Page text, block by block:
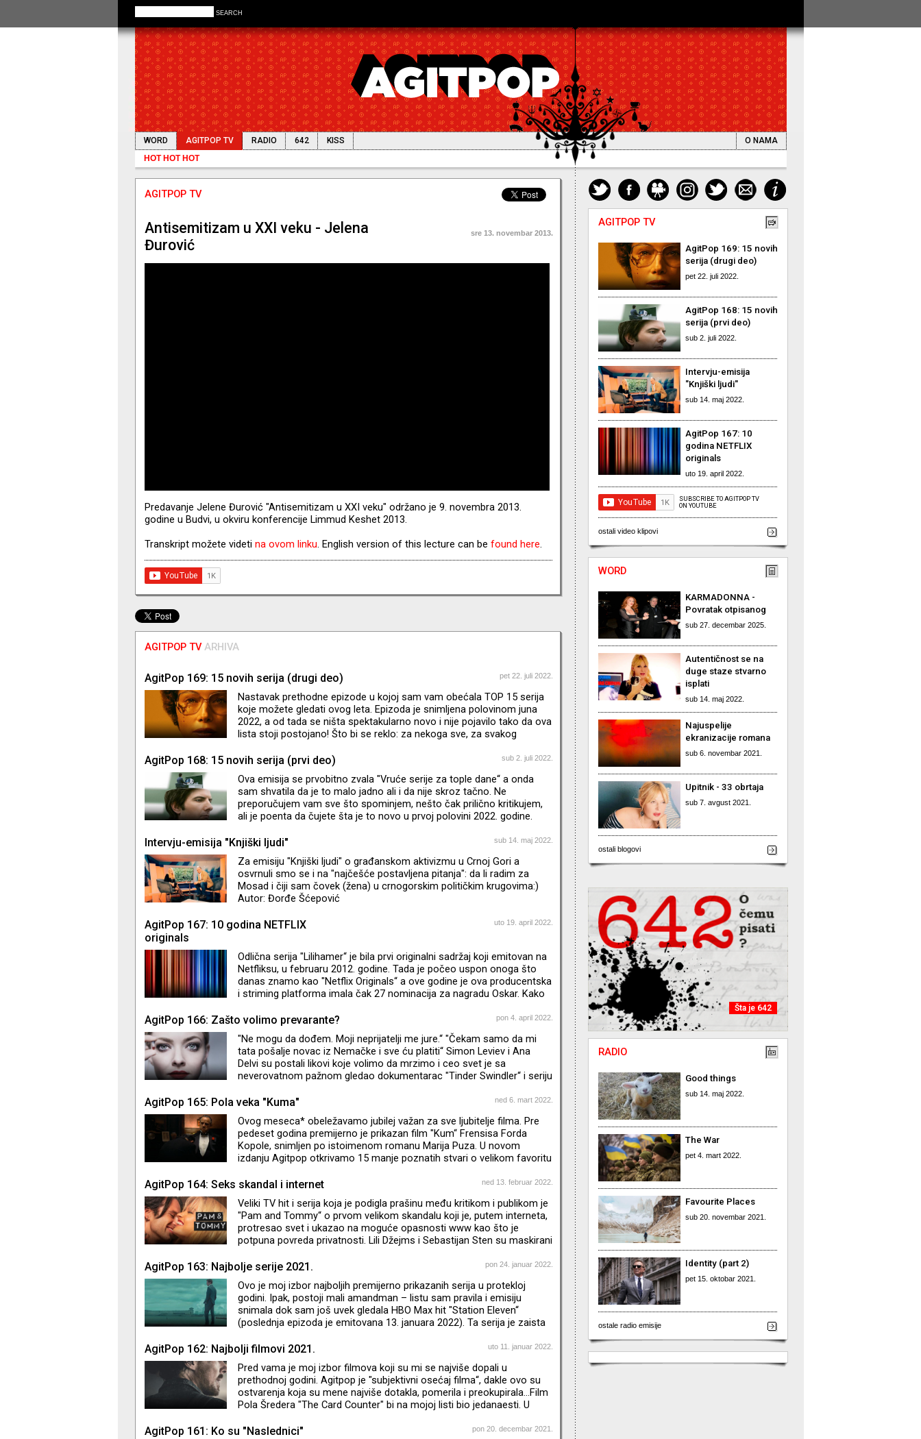
SEARCH
WORD AGITPOP TV RADIO 642 KISS
O NAMA
HOT HOT HOT
AGITPOP TV
Antisemitizam u XXI veku - Jelena
Đurović
sre 13. novembar 2013.
Predavanje Jelene Đurović "Antisemitizam u XXI veku" održano je 9. novembra 2013.
godine u Budvi, u okviru konferencije Limmud Keshet 2013.
Transkript možete videti na ovom linku. English version of this lecture can be found here.
AGITPOP TVARHIVA
AgitPop 169: 15 novih serija (drugi deo) pet 22. juli 2022.
Nastavak prethodne epizode u kojoj sam vam obećala TOP 15 serija
koje možete gledati ovog leta. Epizoda je snimljena polovinom juna
2022, a od tada se ništa spektakularno novo i nije pojavilo tako da ova
lista stoji postojano! Što bi se reklo: za nekoga sve, za svakog
AgitPop 168: 15 novih serija (prvi deo) sub 2. juli 2022.
Ova emisija se prvobitno zvala "Vruće serije za tople dane“ a onda
sam shvatila da je to malo jadno ali i da nije skroz tačno. Ne
preporučujem vam sve što spominjem, nešto čak prilično kritikujem,
ali je poenta da čujete šta je to novo u prvoj polovini 2022. godine.
mi je provrio od novotarija na svim mogućim platformama, ali zbog
epizode. Ali hajde da ne kukam nego da krenemo – pritisnite play.
(Emisija
Intervju-emisija "Knjiški ljudi" sub 14. maj 2022.
Za emisiju "Knjiški ljudi" o građanskom aktivizmu u Crnoj Gori a
osvrnuli smo se i na "najčešće postavljena pitanja": da li radim za
Mosad i čiji sam čovek (žena) u crnogorskim političkim krugovima:)
Autor: Đorđe Šćepović
AgitPop 167: 10 godina NETFLIX
originals
uto 19. april 2022.
Odlična serija "Lilihamer“ je bila prvi originalni sadržaj koji emitovan na
Netfliksu, u februaru 2012. godine. Tada je počeo uspon onoga što
danas znamo kao "Netflix Originals“ a ove godine je ova producentska
i striming platforma imala čak 27 nominacija za nagradu Oskar. Kako
sezone serija u kratkoj ali bogatoj istoriji?
AgitPop 166: Zašto volimo prevarante? pon 4. april 2022.
"Ne mogu da dođem. Moji neprijatelji me jure.“ "Čekam samo da mi
tata pošalje novac iz Nemačke i sve ću platiti“ Simon Leviev i Ana
Delvi su postali likovi koje volimo da mrzimo i ceo svet je sa
neverovatnom pažnom gledao dokumentarac "Tinder Swindler“ i seriju
ljudi slični nama, koji su za sebe želeli nešto više i živeći izmišljeni
Adam i Rebecca Neumann kao i Elisabeth Holmes. Oni su krem sv
AgitPop 165: Pola veka "Kuma" ned 6. mart 2022.
Ovog meseca* obeležavamo jubilej važan za sve ljubitelje filma. Pre
pedeset godina premijerno je prikazan film "Kum“ Frensisa Forda
Kopole, snimljen po istoimenom romanu Marija Puza. U novom
izdanju Agitpop otkrivamo 15 manje poznatih stvari o velikom favoritu
AgitPop 164: Seks skandal i internet ned 13. februar 2022.
Veliki TV hit i serija koja je podigla prašinu među kritikom i publikom je
"Pam and Tommy“ o prvom velikom skandalu koji je, putem interneta,
protresao svet i ukazao na moguće opasnosti www kao što je
potpuna povreda privatnosti. Lili Džejms i Sebastijan Sten su maskirani
dokumentarac. Reditelj je Kreg Gilespi koga znamo po filmovima "I,
AgitPop 163: Najbolje serije 2021. pon 24. januar 2022.
Ovo je moj izbor najboljih premijerno prikazanih serija u protekloj
godini. Ipak, postoji mali amandman – listu sam pravila i emisiju
snimala dok sam još uvek gledala HBO Max hit "Station Eleven“
(poslednja epizoda je emitovana 13. januara 2022). Ta serija je zaista
na trećem mestu godišnje liste. Ovaj postapokaliptični emotivni
znaju kao reditelja "This is America“ Childish Gambino ali i po filmu "G
AgitPop 162: Najbolji filmovi 2021. uto 11. januar 2022.
Pred vama je moj izbor filmova koji su mi se najviše dopali u
prethodnoj godini. Agitpop je "subjektivni osećaj filma“, dakle ovo su
ostvarenja koja su mene najviše dotakla, pomerila i preokupirala…Film
Pola Šredera "The Card Counter" bi na mojoj listi bio jedanaesti. U
AgitPop 161: Ko su "Naslednici" pon 20. decembar 2021.
AGITPOP TV
AgitPop 169: 15 novih
serija (drugi deo)
pet 22. juli 2022.
AgitPop 168: 15 novih
serija (prvi deo)
sub 2. juli 2022.
Intervju-emisija
"Knjiški ljudi"
sub 14. maj 2022.
AgitPop 167: 10
godina NETFLIX
originals
uto 19. april 2022.
SUBSCRIBE TO AGITPOP TV
ON YOUTUBE
ostali video klipovi
WORD
KARMADONNA -
Povratak otpisanog
sub 27. decembar 2025.
Autentičnost se na
duge staze stvarno
isplati
sub 14. maj 2022.
Najuspelije
ekranizacije romana
sub 6. novembar 2021.
Upitnik - 33 obrtaja
sub 7. avgust 2021.
ostali blogovi
Šta je 642
RADIO
Good things
sub 14. maj 2022.
The War
pet 4. mart 2022.
Favourite Places
sub 20. novembar 2021.
Identity (part 2)
pet 15. oktobar 2021.
ostale radio emisije